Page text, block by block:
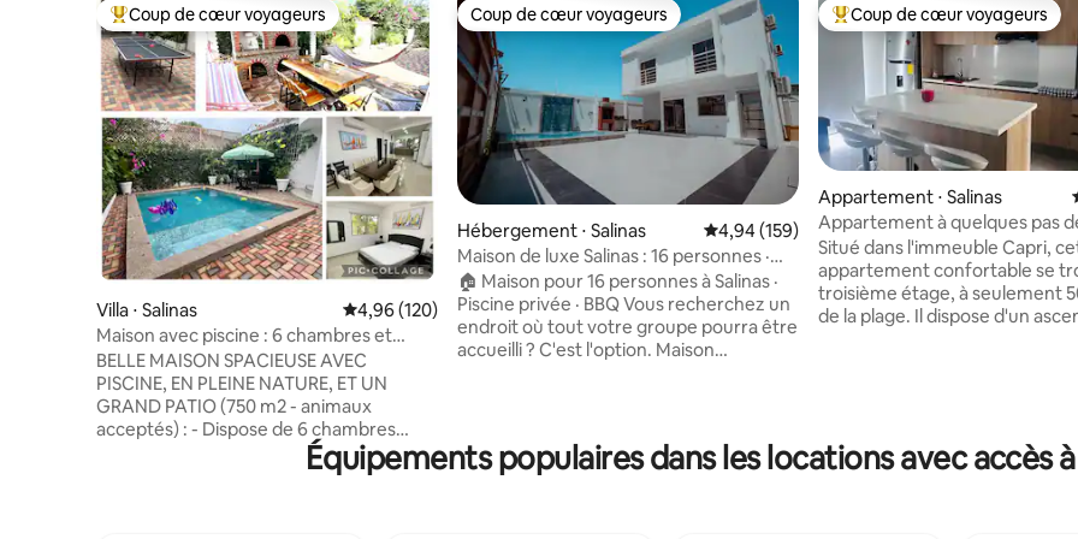
Coups de cœur voyageurs les plus appréciés
Coup de cœur voyageurs
Villa ⋅ Salinas Évaluation moyenne sur la base de 120 commentaires : 4,96 sur 5
4,96 (120)
Maison avec piscine : 6 chambres et
bureau. Entièrement équipée
BELLE MAISON SPACIEUSE AVEC
PISCINE, EN PLEINE NATURE, ET UN
GRAND PATIO (750 m2 - animaux
acceptés) : - Dispose de 6 chambres
avec télévision et climatisation, 6 salles
de bain avec eau chaude et un bureau. -
Coup de cœur voyageurs
Coup de cœur voyageurs
Hébergement ⋅ Salinas Évaluation moyenne sur la base de 159
4,94 (159)
Maison de luxe Salinas : 16 personnes ·
Piscine privée · Barbecue
🏠 Maison pour 16 personnes à Salinas ·
Piscine privée · BBQ Vous recherchez un
endroit où tout votre groupe pourra être
accueilli ? C'est l'option. Maison
séjour mémorable à quelques minutes
de la meilleure plage d'Équateur. ✨
Coups de cœur voyageurs les
Coup de cœur voyageurs
Appartement ⋅ Salinas
Appartement à quelques pas
de salinas et chipipe
Situé dans l'immeuble Capri,
appartement confortable se
troisième étage, à seulement
de la plage. Il dispose d'un
places, une télévision et une
bains, d'un salon confortable
Équipements populaires dans les locations avec accès à